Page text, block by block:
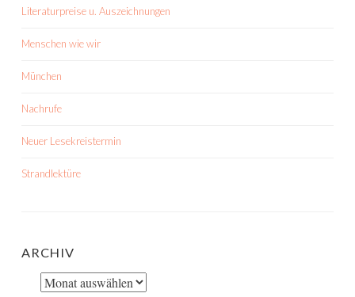
Literaturpreise u. Auszeichnungen
Menschen wie wir
München
Nachrufe
Neuer Lesekreistermin
Strandlektüre
ARCHIV
Archiv